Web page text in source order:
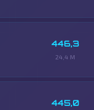
446,3
24,4 M
445,0